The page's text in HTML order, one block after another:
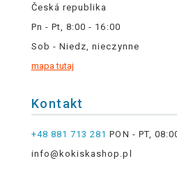
Česká republika
Pn - Pt, 8:00 - 16:00
Sob - Niedz, nieczynne
mapa tutaj
Kontakt
+48 881 713 281 PON - PT,
info@kokiskashop.pl